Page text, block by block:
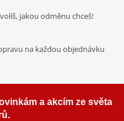
jakou odměnu chceš!
na každou objednávku
a akcím ze světa